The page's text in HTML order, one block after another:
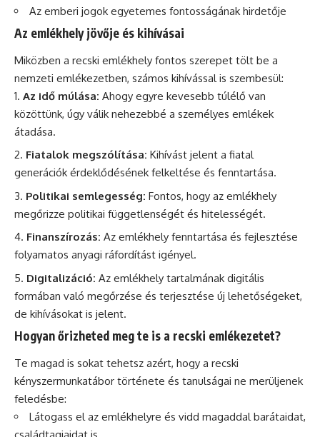
Az emberi jogok egyetemes fontosságának hirdetője
Az emlékhely jövője és kihívásai
Miközben a recski emlékhely fontos szerepet tölt be a
nemzeti emlékezetben, számos kihívással is szembesül:
Az idő múlása: Ahogy egyre kevesebb túlélő van
közöttünk, úgy válik nehezebbé a személyes emlékek
átadása.
Fiatalok megszólítása: Kihívást jelent a fiatal
generációk érdeklődésének felkeltése és fenntartása.
Politikai semlegesség: Fontos, hogy az emlékhely
megőrizze politikai függetlenségét és hitelességét.
Finanszírozás: Az emlékhely fenntartása és fejlesztése
folyamatos anyagi ráfordítást igényel.
Digitalizáció: Az emlékhely tartalmának digitális
formában való megőrzése és terjesztése új lehetőségeket,
de kihívásokat is jelent.
Hogyan őrizheted meg te is a recski emlékezetet?
Te magad is sokat tehetsz azért, hogy a recski
kényszermunkatábor története és tanulságai ne merüljenek
feledésbe:
Látogass el az emlékhelyre és vidd magaddal barátaidat,